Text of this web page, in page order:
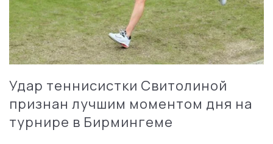
Удар теннисистки Свитолиной
признан лучшим моментом дня на
турнире в Бирмингеме